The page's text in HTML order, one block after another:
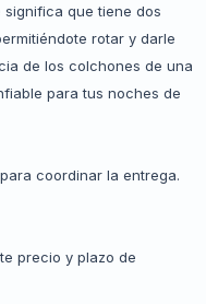
que tiene dos
rotar y darle
de los colchones de una
para tus noches de
coordinar la entrega.
precio y plazo de